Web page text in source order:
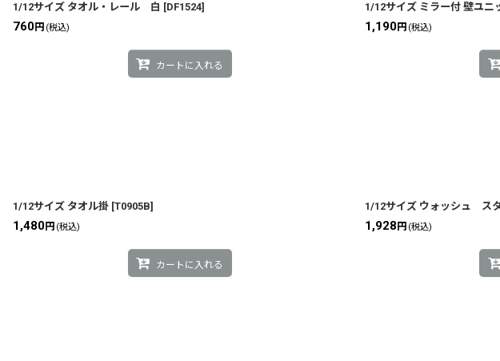
1/12サイズ タオル・レール 白 [DF1524]
760円 (税込)
カートに入れる
1/12サイズ ミラー付 壁ユニ
1,190円 (税込)
1/12サイズ タオル掛 [T0905B]
1,480円 (税込)
カートに入れる
1/12サイズ ウォッシュ ス
1,928 円 (税込)